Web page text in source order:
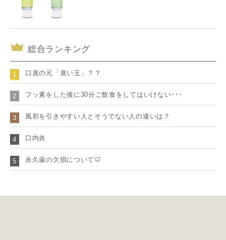
総合ランキング
1 口臭の元「臭い玉」？？
2 フッ素をした後に30分ご飲食をしてはいけない･･･
3 風邪を引きやすい人とそうでない人の違いは？
4 口内炎
5 永久歯の欠損について🦷